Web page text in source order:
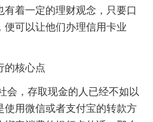
着一定的理财观念，只要口
便可以让他们办理信用卡业
的核心点
会，存取现金的人已经不如以
使用微信或者支付宝的转款方